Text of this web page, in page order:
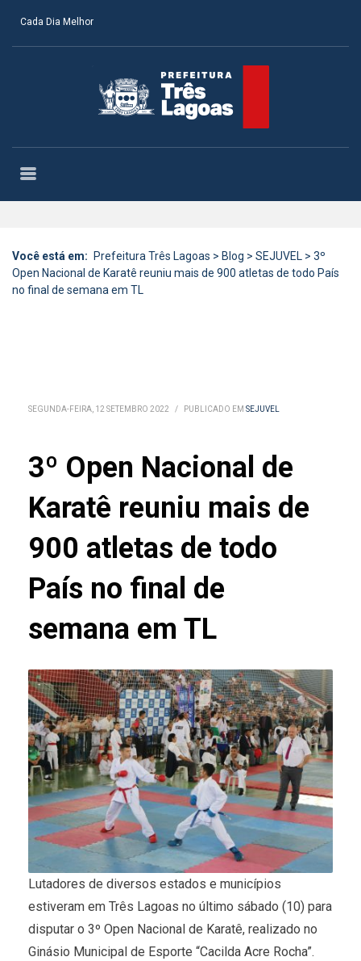
Cada Dia Melhor
Você está em: Prefeitura Três Lagoas > Blog > SEJUVEL > 3º
Open Nacional de Karatê reuniu mais de 900 atletas de todo País
no final de semana em TL
SEGUNDA-FEIRA, 12 SETEMBRO 2022 / PUBLICADO EM SEJUVEL
3º Open Nacional de
Karatê reuniu mais de
900 atletas de todo
País no final de
semana em TL
Lutadores de diversos estados e municípios
estiveram em Três Lagoas no último sábado (10) para
disputar o 3º Open Nacional de Karatê, realizado no
Ginásio Municipal de Esporte “Cacilda Acre Rocha”.